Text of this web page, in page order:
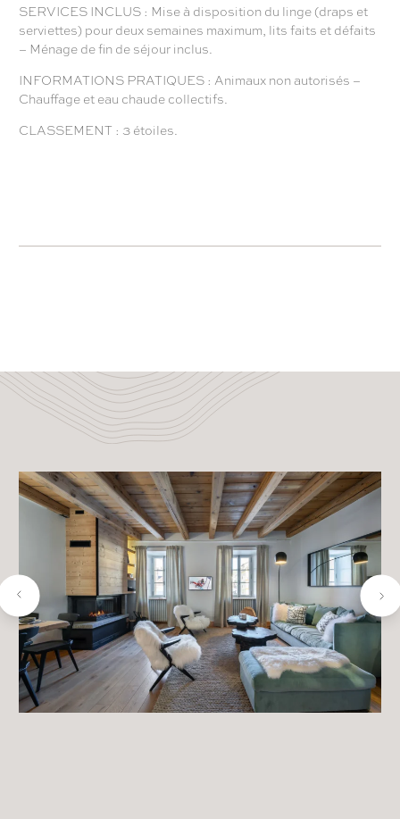
SERVICES INCLUS : Mise à disposition du linge (draps et
serviettes) pour deux semaines maximum, lits faits et défaits
– Ménage de fin de séjour inclus.
INFORMATIONS PRATIQUES : Animaux non autorisés –
Chauffage et eau chaude collectifs.
CLASSEMENT : 3 étoiles.